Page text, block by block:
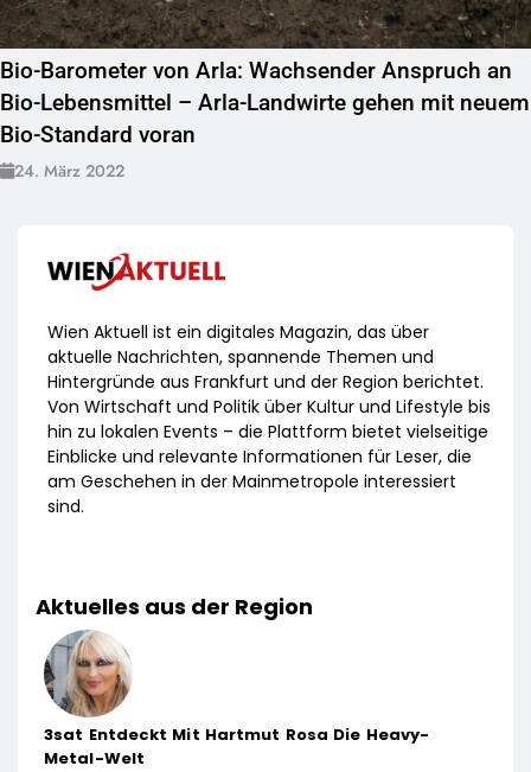
Bio-Barometer von Arla: Wachsender Anspruch an
Bio-Lebensmittel – Arla-Landwirte gehen mit neuem
Bio-Standard voran
24. März 2022
Wien Aktuell ist ein digitales Magazin, das über
aktuelle Nachrichten, spannende Themen und
Hintergründe aus Frankfurt und der Region berichtet.
Von Wirtschaft und Politik über Kultur und Lifestyle bis
hin zu lokalen Events – die Plattform bietet vielseitige
Einblicke und relevante Informationen für Leser, die
am Geschehen in der Mainmetropole interessiert
sind.
Aktuelles aus der Region
3sat Entdeckt Mit Hartmut Rosa Die Heavy-
Metal-Welt